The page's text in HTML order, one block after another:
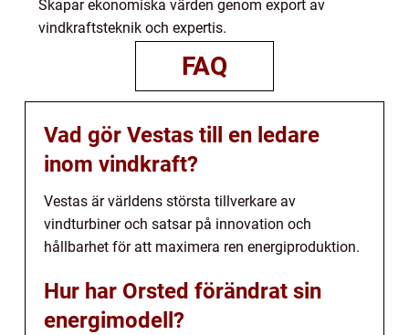
Skapar ekonomiska värden genom export av
vindkraftsteknik och expertis.
FAQ
Vad gör Vestas till en ledare
inom vindkraft?
Vestas är världens största tillverkare av
vindturbiner och satsar på innovation och
hållbarhet för att maximera ren energiproduktion.
Hur har Orsted förändrat sin
energimodell?